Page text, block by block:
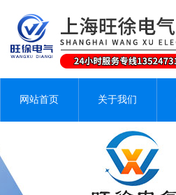
网站首页 关于我们